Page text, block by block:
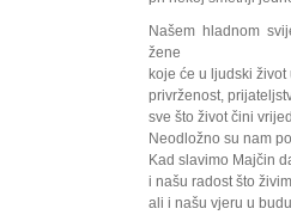
Našem hladnom
žene
koje će u ljudski život
privrženost,
sve što život čini
Neodložno su nam
Kad slavimo Majčin
i našu radost što
ali i našu vjeru u